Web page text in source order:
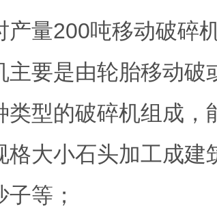
产量200吨移动破碎
主要是由轮胎移动破
类型的破碎机组成，
格大小石头加工成建
子等；